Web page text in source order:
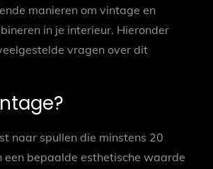
manieren om vintage en
in je interieur. Hieronder
vragen over dit
naar spullen die minstens 20
een bepaalde esthetische waarde